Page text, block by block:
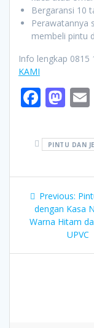
Bergaransi 10
Perawatannya
membeli pintu
Info lengkap 0815
KAMI
F
e
b
o
o
k
M
to
d
o
n
l
PINTU DAN
PostPrevious:
dengan Kasa
Warna Hitam
UPVC